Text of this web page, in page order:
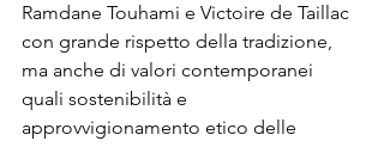
Ramdane Touhami e Victoire de Taillac
con grande rispetto della tradizione,
ma anche di valori contemporanei
quali sostenibilità e
approvvigionamento etico delle